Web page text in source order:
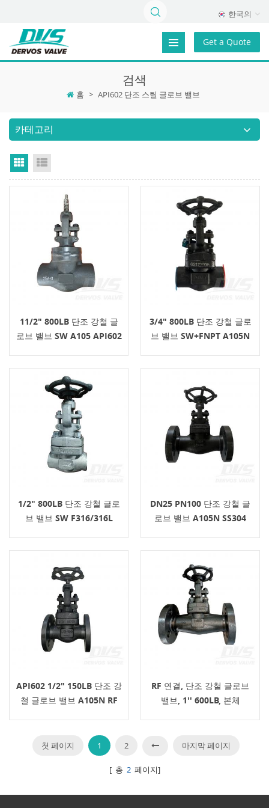
한국의
Get a Quote
검색
홈 > API602 단조 스틸 글로브 밸브
카테고리
Grid View
11/2" 800LB 단조 강철 글
로브 밸브 SW A105 API602
3/4" 800LB 단조 강철 글로
브 밸브 SW+FNPT A105N
1/2" 800LB 단조 강철 글로
브 밸브 SW F316/316L
DN25 PN100 단조 강철 글
로브 밸브 A105N SS304
API602 1/2" 150LB 단조 강
철 글로브 밸브 A105N RF
RF 연결, 단조 강철 글로브
밸브, 1'' 600LB, 본체
첫 페이지 1 2 마지막 페이지
[ 총 2페이지]